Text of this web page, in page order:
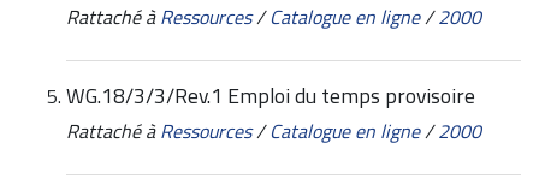
Rattaché à Ressources/Catalogue en ligne/2000
WG.18/3/3/Rev.1 Emploi du temps provisoire
Rattaché à Ressources/Catalogue en ligne/2000